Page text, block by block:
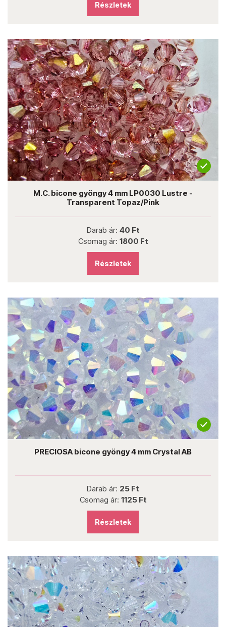
Részletek
M.C. bicone gyöngy 4 mm LP0030 Lustre -
Transparent Topaz/Pink
Darab ár: 40 Ft
Csomag ár: 1800 Ft
Részletek
PRECIOSA bicone gyöngy 4 mm Crystal AB
Darab ár: 25 Ft
Csomag ár: 1125 Ft
Részletek